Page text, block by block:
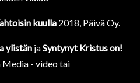
kuulla 2018, Päivä Oy.
ylistän jaSyntynyt Kristus on!
- video tai